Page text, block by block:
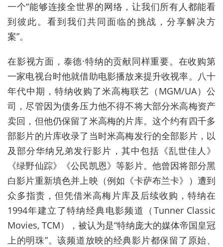
一个“能够连接全世界的网络，让我们所有人都能看
到彼此。看到我们共同面临的挑战，分享解决方
案”。
在影视方面，泰德·特纳的贡献同样重要。在收购第
一家电视台时他就借助电影播放来提升收视率。八十
年代中期，特纳收购了米高梅联艺（MGM/UA）公
司，尽管因为债务压力他不得不将大部分米高梅资产
卖回，但他仍保留了米高梅的片库。这个约有四千多
部影片的片库收录了当时米高梅发行的全部影片，以
及部分华纳兄弟发行影片，其中包括《乱世佳人》
《绿野仙踪》《公民凯恩》等影片。他曾因将部分黑
白影片重新填色并上映（例如《卡萨布兰卡》）遭到
众多指责，但凭借米高梅片库及后续收购，特纳在
1994年建立了特纳经典电影频道（Tunner Classic
Movies, TCM），被认为是“特纳庞大的媒体帝国皇冠
上的明珠”。该频道放映的经典影片都保留了原始、